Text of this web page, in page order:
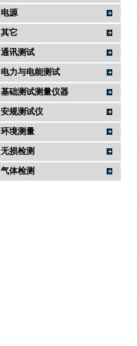
电源
其它
通讯测试
电力与电能测试
基础测试测量仪器
安规测试仪
环境测量
无损检测
气体检测